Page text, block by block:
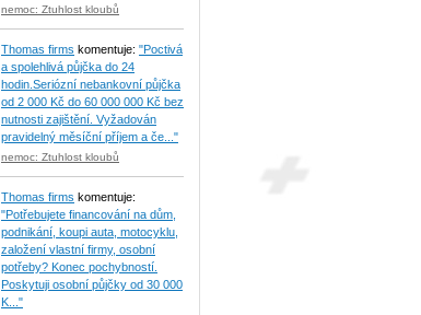
nemoc: Ztuhlost kloubů
Thomas firms komentuje: "Poctivá
a spolehlivá půjčka do 24
hodin.Seriózní nebankovní půjčka
od 2 000 Kč do 60 000 000 Kč bez
nutnosti zajištění. Vyžadován
pravidelný měsíční příjem a če..."
nemoc: Ztuhlost kloubů
Thomas firms komentuje:
"Potřebujete financování na dům,
podnikání, koupi auta, motocyklu,
založení vlastní firmy, osobní
potřeby? Konec pochybností.
Poskytuji osobní půjčky od 30 000
K..."